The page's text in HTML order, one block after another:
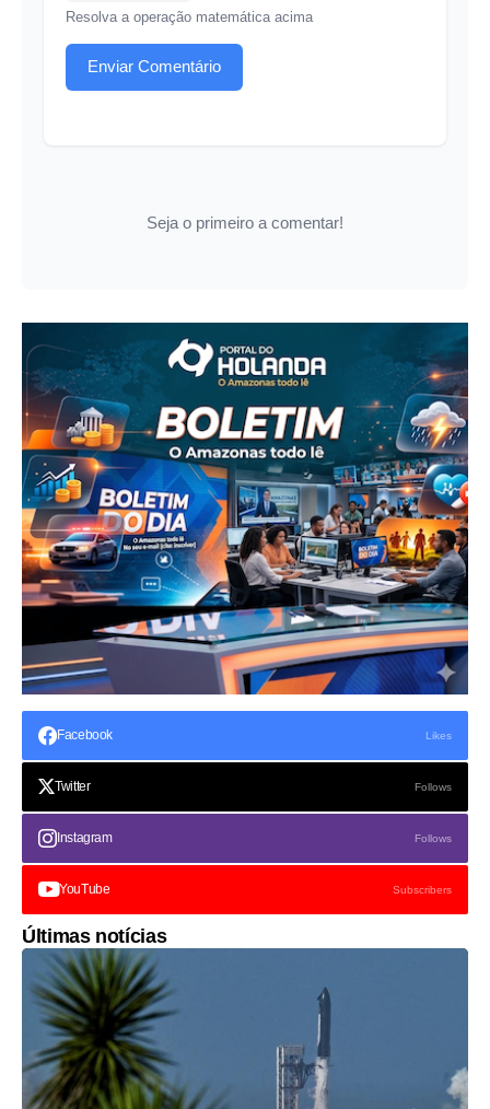
Resolva a operação matemática acima
Enviar Comentário
Seja o primeiro a comentar!
Facebook Likes
Twitter Follows
Instagram Follows
YouTube Subscribers
Últimas notícias